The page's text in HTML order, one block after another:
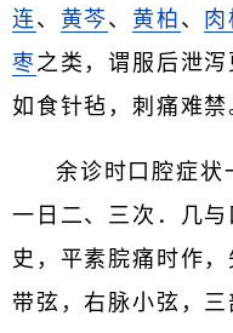
连、 黄芩、 黄柏 、 肉
枣之类，谓服后泄
如食针毡，刺痛难禁
余诊时口腔症状
一日二、三次．几
史，平素脘痛时作
带弦，右脉小弦，